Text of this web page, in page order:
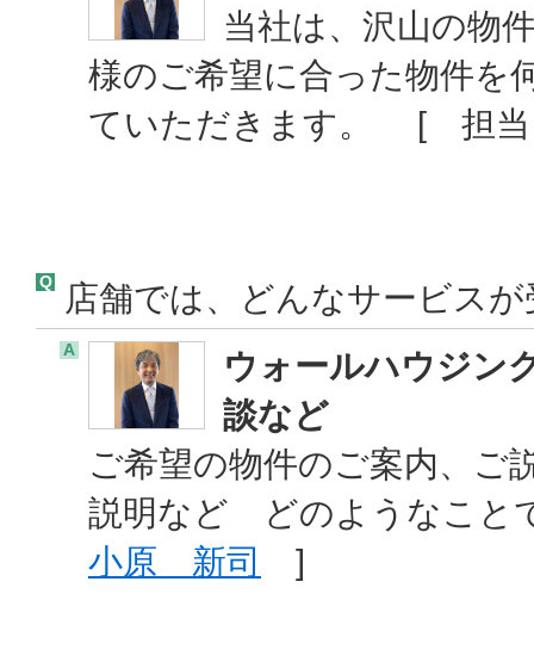
当社は、沢山の物
様のご希望に合った物件を
ていただきます。 [
Q 店舗では、どんなサービス
A
ウォールハウジン
談など
ご希望の物件のご案内、
説明など どのようなこ
小原 新司
]